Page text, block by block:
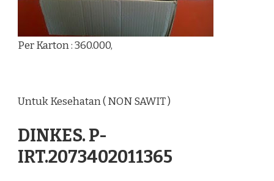
Per Karton : 360.000,
Untuk Kesehatan ( NON SAWIT )
DINKES. P-
IRT.2073402011365